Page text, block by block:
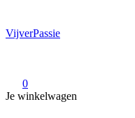
VijverPassie
0
Je winkelwagen